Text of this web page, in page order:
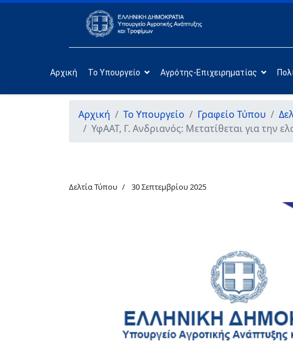
Αρχική Το Υπουργείο Αγρότης-Επιχειρηματίας
Αρχική Το Υπουργείο Γραφείο Τύπου
ΥφΑΑΤ, Γ. Ανδριανός: Μετατίθεται για την
Δελτία Τύπου 30 Σεπτεμβρίου 2025